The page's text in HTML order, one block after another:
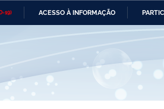
19) ACESSO À INFORMAÇÃO
Ministério das Relações Ministério
e dos